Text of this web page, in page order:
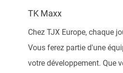
TK Maxx
Chez TJX Europe, chaque
Vous ferez partie d'une
votre développement. Que